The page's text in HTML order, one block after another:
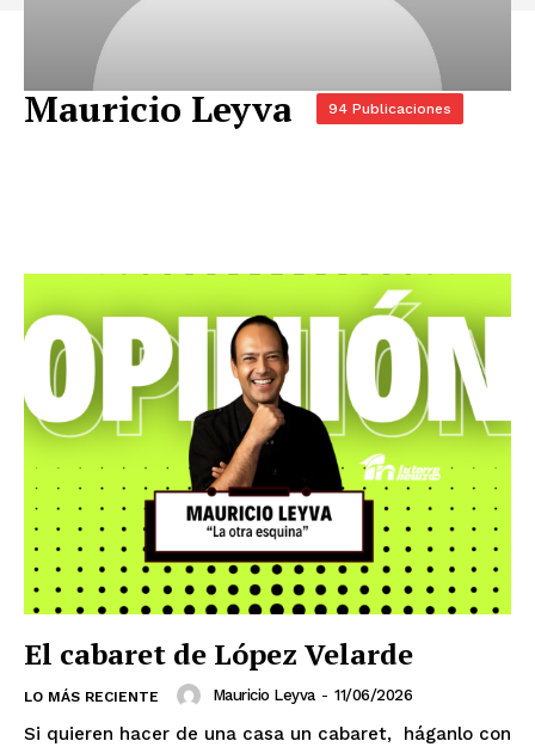
Mauricio Leyva 94 Publicaciones
El cabaret de López Velarde
LO MÁS RECIENTE Mauricio Leyva - 11/06/2026
Si quieren hacer de una casa un cabaret, háganlo con